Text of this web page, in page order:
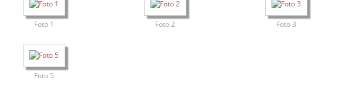
Foto 1 Foto 2 Foto 3
Foto 5